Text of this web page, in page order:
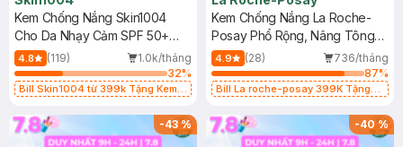
Kem Chống Nắng Skin1004
Cho Da Nhạy Cảm SPF 50+
50ml
4.8 (119)
1.0k/tháng
32%
Bill Skin1004 từ 399k Tặng Kem
SPF 50+ 20ml (SL Có Hạn)
Kem Chống Nắng La Roche-
Posay Phổ Rộng, Nâng Tông
Kiềm Dầu 50ml
4.9 (28)
736/tháng
87%
Bill La roche-posay 399K Tặng
(SL có hạn)
-43% -40%